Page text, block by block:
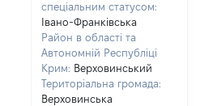
спеціальним статусом:
Івано-Франківська
Район в області та
Автономній Республіці
Крим: Верховинський
Територіальна громада:
Верховинська